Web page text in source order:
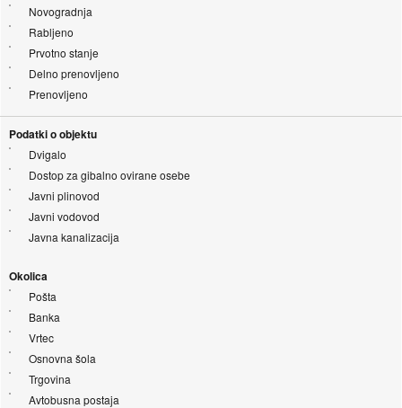
Novogradnja
Rabljeno
Prvotno stanje
Delno prenovljeno
Prenovljeno
Podatki o objektu
Dvigalo
Dostop za gibalno ovirane osebe
Javni plinovod
Javni vodovod
Javna kanalizacija
Okolica
Pošta
Banka
Vrtec
Osnovna šola
Trgovina
Avtobusna postaja